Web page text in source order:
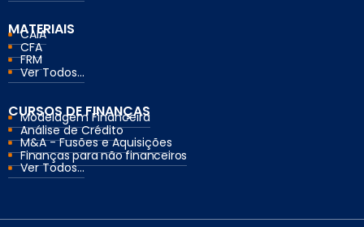
MATERIAIS
CAIA
CFA
FRM
Ver Todos...
CURSOS DE FINANÇAS
Modelagem Financeira
Análise de Crédito
M&A - Fusões e Aquisições
Finanças para não financeiros
Ver Todos...